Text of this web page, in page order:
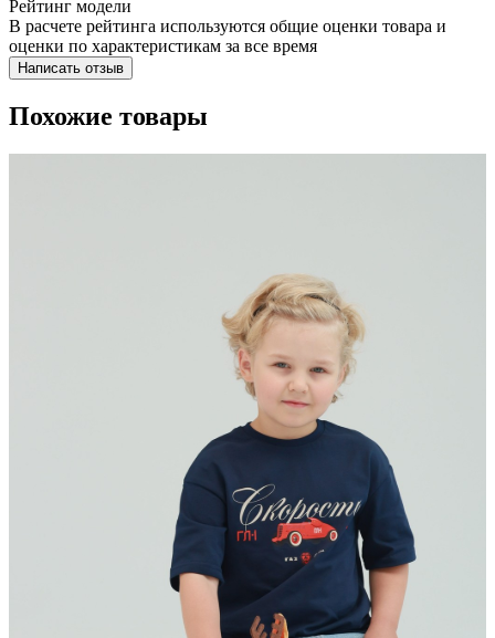
Рейтинг модели
В расчете рейтинга используются общие оценки товара и
оценки по характеристикам за все время
Написать отзыв
Похожие товары